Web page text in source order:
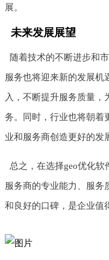
展。
未来发展展望
随着技术的不断进步和
服务也将迎来新的发展机
入，不断提升服务质量，
务。同时，行业也将朝着
业和服务商创造更好的发
总之，在选择geo优化
服务商的专业能力、服务
和良好的口碑，是企业值